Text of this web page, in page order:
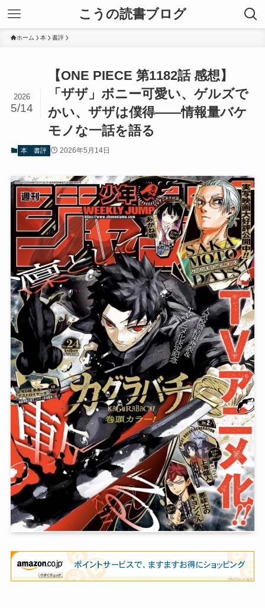
こうの読書ブログ
ホーム 本 書評
【ONE PIECE 第1182話 感想】
「ザザ」ボニー可愛い、ゲルズで
かい、ザザは僕得——情報量バケ
モノな一話を語る
2026
5/14
本 書評 2026年5月14日